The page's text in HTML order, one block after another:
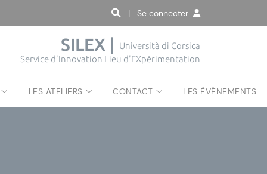
| Se connecter
SILEX |
Università di Corsica
Service d'Innovation Lieu d'EXpérimentation
LES ATELIERS CONTACT LES ÉVÈNEMENTS